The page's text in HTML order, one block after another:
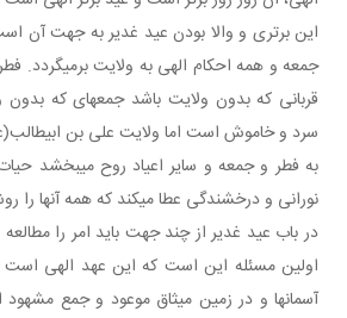
این برتری و والا بودن عید غدیر به جهت آن
جمعه و همه احکام الهی به ولایت برمی گردد.
قربانی که بدون ولایت باشد جمعه ای که
سرد و خاموش است اما ولایت علی بن
به فطر و جمعه و سایر اعیاد روح می بخشد
نورانی و درخشندگی عطا می کند که همه آنها را
در باب عید غدیر از چند جهت باید امر را
اولین مسئله این است که این عهد الهی
آسمان ها و در زمین میثاق موعود و جمع